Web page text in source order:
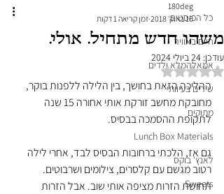
כל הפוסטים
חיים באוויר
אמאלהמלא ילדים
שירים בעיוותי
מתוקים
Lunch Box Materials
לאנץ' בוקס
Sweets
משהו חדש מתחיל. אולי.
180deg
16 באוק׳ 2018
זמן קריאה 1 דקות
עודכן: 24 ביולי 2024
דירוג של NaN מתוך 5 כוכבים
ההליכה הזאת בחושך, בין הלילה ללפנות בוקר,
מחובקת מחשב זורקת אותי אחורה 15 שנה
לתקופת ההסמכה בבסיס.
גם אז, הלכתי ברחובות הבסיס לבד, אחרי לילה
רטוב מגשם עם קלסרים, צילומים ושרבוטים.
תחושת הזרות מציפה אותי שוב. אבל הזרות